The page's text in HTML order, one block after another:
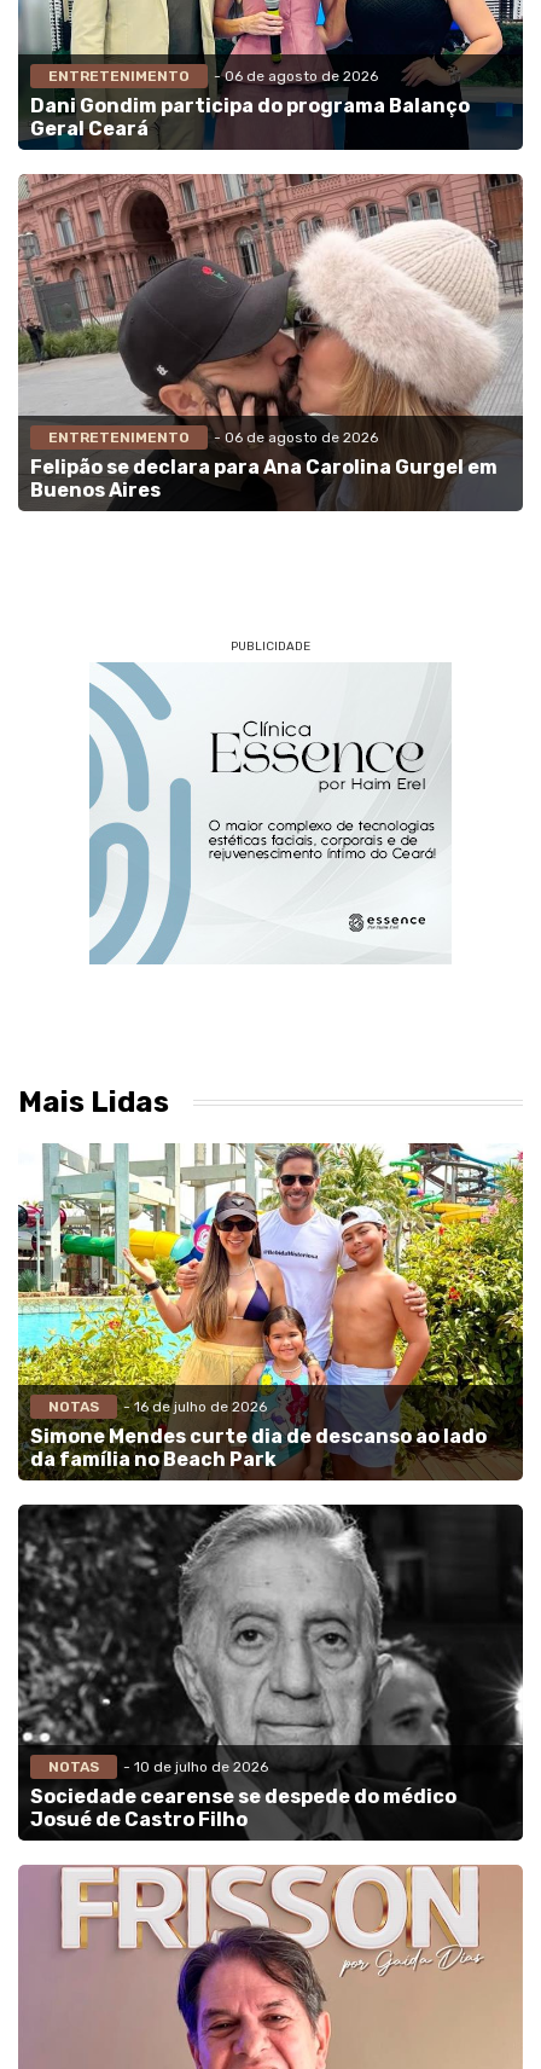
ENTRETENIMENTO - 06 de agosto de 2026
Dani Gondim participa do programa Balanço
Geral Ceará
ENTRETENIMENTO - 06 de agosto de 2026
Felipão se declara para Ana Carolina Gurgel em
Buenos Aires
PUBLICIDADE
Mais Lidas
NOTAS - 16 de julho de 2026
Simone Mendes curte dia de descanso ao lado
da família no Beach Park
NOTAS - 10 de julho de 2026
Sociedade cearense se despede do médico
Josué de Castro Filho